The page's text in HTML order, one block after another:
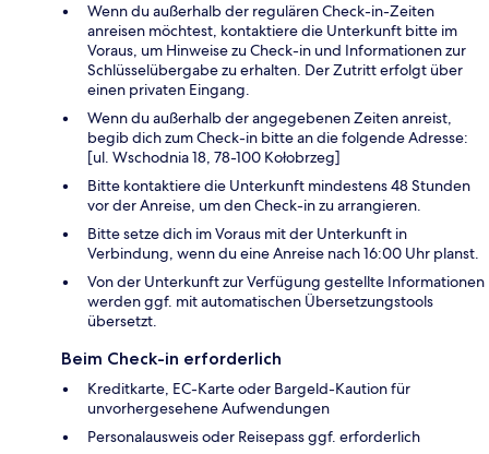
Wenn du außerhalb der regulären Check-in-Zeiten
anreisen möchtest, kontaktiere die Unterkunft bitte im
Voraus, um Hinweise zu Check-in und Informationen zur
Schlüsselübergabe zu erhalten. Der Zutritt erfolgt über
einen privaten Eingang.
Wenn du außerhalb der angegebenen Zeiten anreist,
begib dich zum Check-in bitte an die folgende Adresse:
[ul. Wschodnia 18, 78-100 Kołobrzeg]
Bitte kontaktiere die Unterkunft mindestens 48 Stunden
vor der Anreise, um den Check-in zu arrangieren.
Bitte setze dich im Voraus mit der Unterkunft in
Verbindung, wenn du eine Anreise nach 16:00 Uhr planst.
Von der Unterkunft zur Verfügung gestellte Informationen
werden ggf. mit automatischen Übersetzungstools
übersetzt.
Beim Check-in erforderlich
Kreditkarte, EC-Karte oder Bargeld-Kaution für
unvorhergesehene Aufwendungen
Personalausweis oder Reisepass ggf. erforderlich